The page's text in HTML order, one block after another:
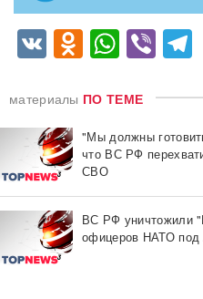
VK
материалы ПО ТЕМЕ
"Мы должны
что ВС РФ
СВО
ВС РФ уничтожили
офицеров НАТО под